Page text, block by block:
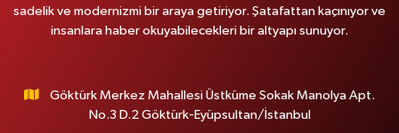
sadelik ve modernizmi bir araya getiriyor. Şatafattan kaçınıyor ve
insanlara haber okuyabilecekleri bir altyapı sunuyor.
Göktürk Merkez Mahallesi Üstküme Sokak Manolya Apt.
No.3 D.2 Göktürk-Eyüpsultan/İstanbul